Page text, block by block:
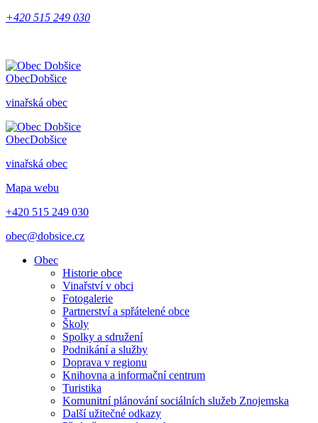
+420 515 249 030
ObecDobšice
vinařská obec
ObecDobšice
vinařská obec
Mapa webu
+420 515 249 030
obec@dobsice.cz
Obec
Historie obce
Vinařství v obci
Fotogalerie
Partnerství a spřátelené obce
Školy
Spolky a sdružení
Podnikání a služby
Doprava v regionu
Knihovna a informační centrum
Turistika
Komunitní plánování sociálních služeb Znojemska
Další užitečné odkazy